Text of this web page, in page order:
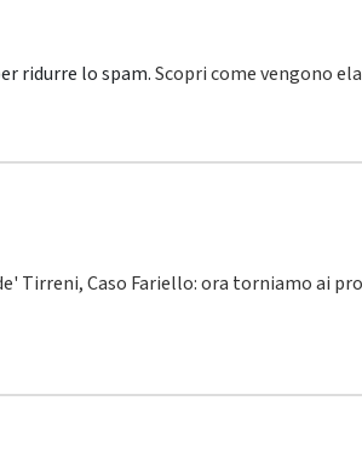
ridurre lo spam.Scopri come vengono
Tirreni, Caso Fariello: ora torniamo ai